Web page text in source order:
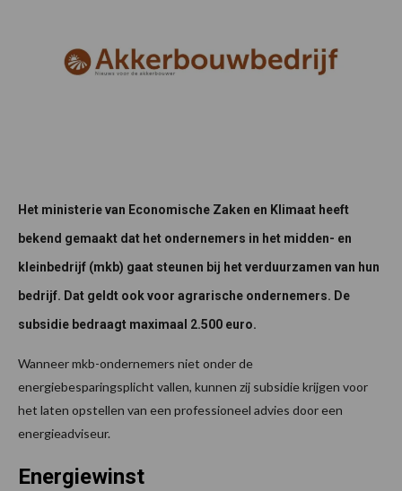
Het ministerie van Economische Zaken en Klimaat heeft
bekend gemaakt dat het ondernemers in het midden- en
kleinbedrijf (mkb) gaat steunen bij het verduurzamen van hun
bedrijf. Dat geldt ook voor agrarische ondernemers. De
subsidie bedraagt maximaal 2.500 euro.
Wanneer mkb-ondernemers niet onder de
energiebesparingsplicht vallen, kunnen zij subsidie krijgen voor
het laten opstellen van een professioneel advies door een
energieadviseur.
Energiewinst